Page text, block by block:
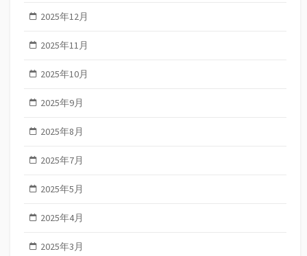
2025年12月
2025年11月
2025年10月
2025年9月
2025年8月
2025年7月
2025年5月
2025年4月
2025年3月